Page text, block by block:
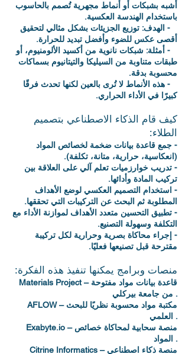
أشبه بشبكات أو أنماط مجهرية تُصمم بالحاسوب
باستخدام الهندسة العكسية.‬
‫ - الهدف: توزيع الجزيئات بشكل مثالي لتحقيق
أقصى عكس للضوء وأفضل تبديد للحرارة.‬
‫ - أمثلة: شبكات نانوية من أكسيد الألومنيوم، أو
طبقات متناوبة من السيليكا والتيتانيوم بسماكات
محسوبة بدقة.‬
‫ - هذه الأنماط لا تُرى بالعين لكنها تحدث فرقًا
كبيرًا في الأداء الحراري.‬
‫كيف قام الذكاء الاصطناعي بتصميم
الطلاء:‬
‫- جمع قاعدة بيانات ضخمة لخصائص المواد
(انعكاسية، حرارية، متانة، تكلفة).‬
‫- تدريب خوارزميات تعلم آلي على العلاقة بين
تركيب المادة وأدائها.‬
‫- استخدام التصميم العكسي لوضع الأهداف
المطلوبة ثم البحث عن التركيبات التي تحققها.‬
‫- تطبيق التحسين متعدد الأهداف لموازنة الأداء مع
التكلفة وسهولة التصنيع.‬
‫- إجراء محاكاة بصرية وحرارية لكل تركيبة
مقترحة قبل تصنيعها فعليًا.‬
‫منصات وبرامج يمكنها تنفيذ هذه الفكرة:‬
Materials Project – قاعدة بيانات مواد مفتوحة
من جامعة بيركلي .
AFLOW – مكتبة مواد محسوبة نظريًا للبحث
العلمي .
Exabyte.io – منصة سحابية لمحاكاة خصائص
المواد .
Citrine Informatics – منصة ذكاء اصطناعي